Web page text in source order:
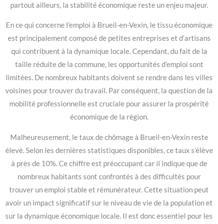
partout ailleurs, la stabilité économique reste un enjeu majeur.
En ce qui concerne l’emploi à Brueil-en-Vexin, le tissu économique
est principalement composé de petites entreprises et d’artisans
qui contribuent à la dynamique locale. Cependant, du fait de la
taille réduite de la commune, les opportunités d’emploi sont
limitées. De nombreux habitants doivent se rendre dans les villes
voisines pour trouver du travail. Par conséquent, la question de la
mobilité professionnelle est cruciale pour assurer la prospérité
économique de la région.
Malheureusement, le taux de chômage à Brueil-en-Vexin reste
élevé. Selon les dernières statistiques disponibles, ce taux s’élève
à près de 10%. Ce chiffre est préoccupant car il indique que de
nombreux habitants sont confrontés à des difficultés pour
trouver un emploi stable et rémunérateur. Cette situation peut
avoir un impact significatif sur le niveau de vie de la population et
sur la dynamique économique locale. Il est donc essentiel pour les